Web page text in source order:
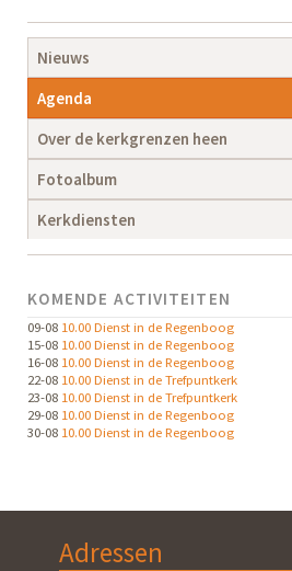
Navigatie
overslaan
Nieuws
Agenda
Over de kerkgrenzen heen
Fotoalbum
Kerkdiensten
KOMENDE ACTIVITEITEN
09-08 10.00 Dienst in de Regenboog
15-08 10.00 Dienst in de Regenboog
16-08 10.00 Dienst in de Regenboog
22-08 10.00 Dienst in de Trefpuntkerk
23-08 10.00 Dienst in de Trefpuntkerk
29-08 10.00 Dienst in de Regenboog
30-08 10.00 Dienst in de Regenboog
Adressen